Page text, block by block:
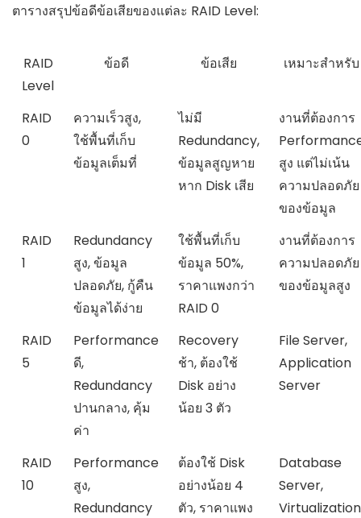
ตารางสรุปข้อดีข้อเสียของแต่ละ RAID Level:
RAID
Level
ข้อดี ข้อเสีย เหมาะสำหรับ
RAID
0
ความเร็วสูง,
ใช้พื้นที่เก็บ
ข้อมูลเต็มที่
ไม่มี
Redundancy,
ข้อมูลสูญหาย
หาก Disk เสีย
งานที่ต้องการ
สูง แต่ไม่เน้น
ความปลอดภัย
ของข้อมูล
RAID
1
Redundancy
สูง, ข้อมูล
ปลอดภัย, กู้คืน
ข้อมูลได้ง่าย
ใช้พื้นที่เก็บ
ข้อมูล 50%,
ราคาแพงกว่า
RAID 0
งานที่ต้องการ
ความปลอดภัย
ของข้อมูลสูง
RAID
5
Performance
ดี,
Redundancy
ปานกลาง, คุ้ม
ค่า
Recovery
ช้า, ต้องใช้
Disk อย่าง
น้อย 3 ตัว
File Server,
Application
Server
RAID
10
Performance
สูง,
Redundancy
ต้องใช้ Disk
อย่างน้อย 4
ตัว, ราคาแพง
Database
Server,
Virtualization